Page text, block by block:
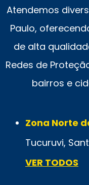
Atendemos
Paulo,
de alta
Redes de
bairros e
Zona Norte
Tucuruvi,
VER TODOS